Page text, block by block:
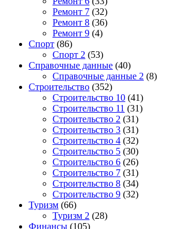
Ремонт 7 (32)
Ремонт 8 (36)
Ремонт 9 (4)
Спорт (86)
Спорт 2 (53)
Справочные данные (40)
Справочные данные 2 (8)
Строительство (352)
Строительство 10 (41)
Строительство 11 (31)
Строительство 2 (31)
Строительство 3 (31)
Строительство 4 (32)
Строительство 5 (30)
Строительство 6 (26)
Строительство 7 (31)
Строительство 8 (34)
Строительство 9 (32)
Туризм (66)
Туризм 2 (28)
Финансы (105)